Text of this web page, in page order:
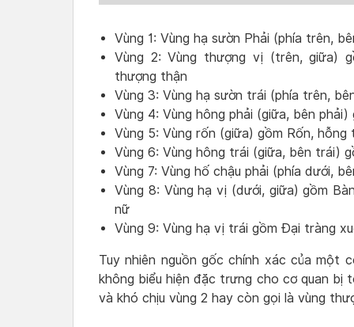
Vùng 1: Vùng hạ sườn Phải (phía trên,
Vùng 2: Vùng thượng vị (trên, giữa)
thượng thận
Vùng 3: Vùng hạ sườn trái (phía trên,
Vùng 4: Vùng hông phải (giữa, bên
Vùng 5: Vùng rốn (giữa) gồm Rốn,
Vùng 6: Vùng hông trái (giữa, bên trái)
Vùng 7: Vùng hố chậu phải (phía dưới,
Vùng 8: Vùng hạ vị (dưới, giữa) gồm
nữ
Vùng 9: Vùng hạ vị trái gồm Đại tràng
Tuy nhiên nguồn gốc chính xác của một
không biểu hiện đặc trưng cho cơ quan bị
và khó chịu vùng 2 hay còn gọi là vùng